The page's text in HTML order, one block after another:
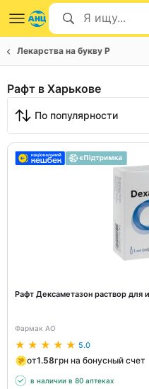
Лекарства на букву Р
Рафт в Харькове
По популярности
Рафт Дексаметазон раствор
Фармак АО
5.0
от1.58грн на бонусный счет
в наличии в 80 аптеках